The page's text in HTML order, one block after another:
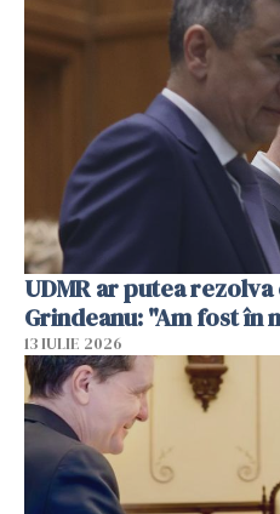
UDMR ar putea
Grindeanu: "Am fost în
13 IULIE 2026